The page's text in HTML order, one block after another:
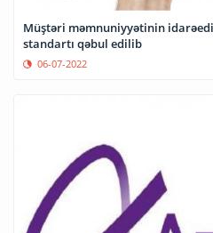
Müştəri məmnuniyyətinin
standartı qəbul edilib
06-07-2022